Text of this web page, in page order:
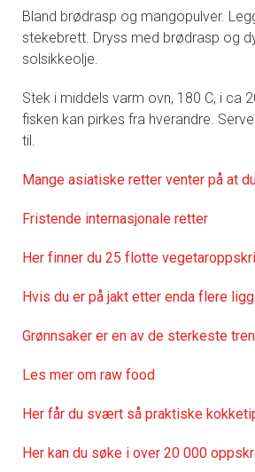
Bland brødrasp og mangopulver.
stekebrett. Dryss med brødrasp og
solsikkeolje.
Stek i middels varm ovn, 180 C, i ca
fisken kan pirkes fra hverandre.
til.
Mange asiatiske retter venter på at
Fristende internasjonale retter
Her finner du 25 flotte
Hvis du er på jakt etter enda flere
Grønnsaker er en av de sterkeste
Les mer om raw food
Her får du svært så praktiske
Her kan du søke i over 20 000